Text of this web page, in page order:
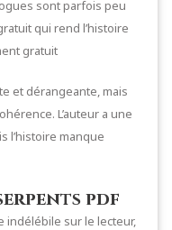
sont parfois peu
qui rend l’histoire
gratuit
et dérangeante, mais
L’auteur a une
l’histoire manque
pdf
indélébile sur le lecteur,